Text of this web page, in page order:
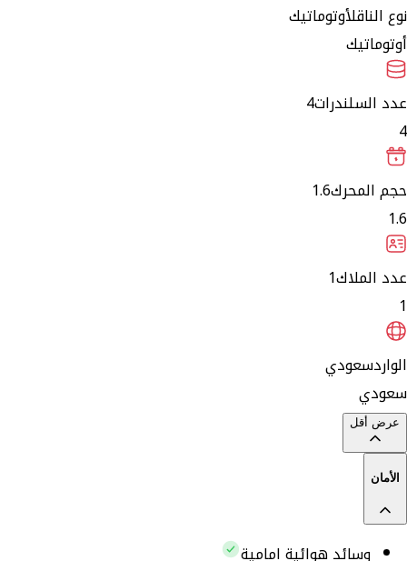
نوع الناقلأوتوماتيك
أوتوماتيك
عدد السلندرات4
4
حجم المحرك1.6
1.6
عدد الملاك1
1
الواردسعودي
سعودي
عرض أقل
الأمان
وسائد هوائية امامية